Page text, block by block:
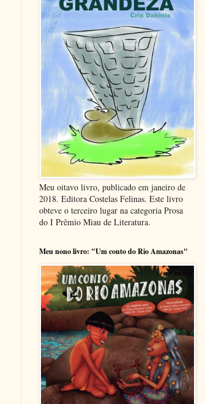
Meu oitavo livro, publicado em janeiro de
2018. Editora Costelas Felinas. Este livro
obteve o terceiro lugar na categoria Prosa
do I Prêmio Miau de Literatura.
Meu nono livro: "Um conto do Rio Amazonas"